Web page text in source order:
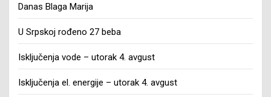
Danas Blaga Marija
U Srpskoj rođeno 27 beba
Isključenja vode – utorak 4. avgust
Isključenja el. energije – utorak 4. avgust